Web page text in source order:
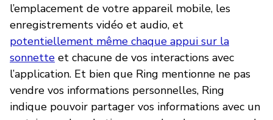
l’emplacement de votre appareil mobile, les
enregistrements vidéo et audio, et
potentiellement même chaque appui sur la
sonnette et chacune de vos interactions avec
l’application. Et bien que Ring mentionne ne pas
vendre vos informations personnelles, Ring
indique pouvoir partager vos informations avec un